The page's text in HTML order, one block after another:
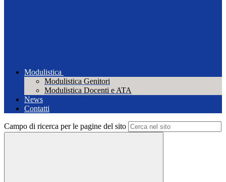
Modulistica
Modulistica Genitori
Modulistica Docenti e ATA
News
Contatti
Campo di ricerca per le pagine del sito